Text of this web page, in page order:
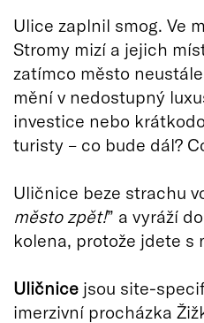
Ulice zaplnil smog. Ve
Stromy mizí a jejich
zatímco město
mění v nedostupný
investice nebo
turisty – co bude dál?
Uličnice beze strachu
město zpět!” a vyráží
kolena, protože jdete s
Uličnice jsou site-
imerzivní procházka